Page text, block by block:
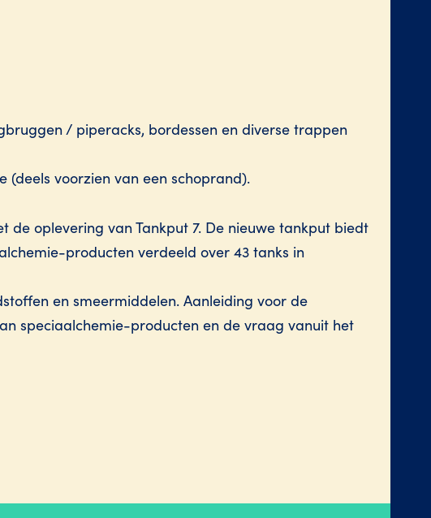
/ piperacks, bordessen en diverse trappen
(deels voorzien van een schoprand).
oplevering van Tankput 7. De nieuwe tankput biedt
producten verdeeld over 43 tanks in
en smeermiddelen. Aanleiding voor de
speciaalchemie-producten en de vraag vanuit het